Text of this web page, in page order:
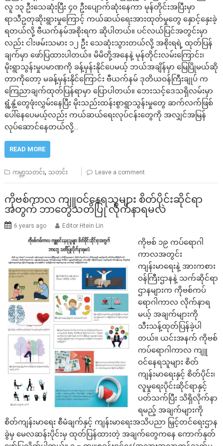
လူ ၁၃ ဦးသေဆုံးပြီး ၄၀ ဦးပျောက်ဆုံးနေကာ မုန်တိုင်းအပြီးမှာ
ရာသီဥတုဆိုးရွားမှုကြောင့် ကယ်ဆယ်ရေးအားထုတ်မှုတွေ နှောင့်နှေးခဲ့
ရတယ်လို့ ဗီယက်နမ်အစိုးရက ဆိုပါတယ်။ ပင်လယ်ပြင်အတွင်းမှာ
လည်း ငါးဖမ်းသမား ၁၂ ဦး သေဆုံးသွားတယ်လို့ အစိုးရရဲ့ ထုတ်ပြန်
ချက်မှာ ဖော်ပြထားပါတယ်။ မိမိတို့အနေနဲ့ မုန်တိုင်းလမ်းကြောင်း၊
မိုးရွာသွန်းမှုပမာဏကို ခန့်မှန်းနိုင်ပေမယ့် ဘယ်အချိန်မှာ မြေပြိုမယ်ဆို
တာကိုတော့ မခန့်မှန်းနိုင်ကြောင်း ဗီယက်နမ် ဒုတိယဝန်ကြီးချုပ် က
ကြေညာချက်ထုတ်ပြန်ရာမှာ ပြောပါတယ်။ ဘေးသင့်ဒေသရှိလမ်းမှာ
ရွံ့နွံ့တွေဖုံးလွှမ်းနေပြီး မိုးသည်းထန်းစွာရွာသွန်းမှုတွေ ဆက်လက်ဖြစ်
ပေါ်နေပေမယ့်လည်း ကယ်ဆယ်ရေးလုပ်ငန်းတွေကို အလျှင်အမြန်
လုပ်ဆောင်နေတယ်လို့…
READ MORE
ကမ္ဘာ့သတင်း, သတင်း Leave a comment
ကိုဗစ်ကာလ ကျူဝင်နေရသူများ စိတ်ပိုင်းဆိုင်ရာ
အတွက် ဘာတွေသတိပြု လိုက်နာရမလဲ
6 years ago Editor Htein Lin
ကိုဗစ် ၁၉ ကပ်‌ရောဂါ
ကာလအတွင်း
ကျန်းမာရေးနဲ့ အားကစား
ဝန်ကြီးဌာနနဲ့ သက်ဆိုင်ရာ
ဌာနများက ကိုဗစ်ကပ်
ရောဂါကာလ လိုက်နာရ
မယ့် အချက်များကို
သီးသန့်ထုတ်ပြန်ခဲ့ပါ
တယ်။ ယင်းအနက် ကိုဗစ်
ကပ်ရောဂါကာလ ကျူ
ဝင်နေရသူများ စိတ်
ကျန်းမာရေးနှင့် စိတ်ပိုင်း၊
လူမှုရေးပိုင်းဆိုင်ရာနှင့်
ပတ်သက်ပြီး သိရှိလိုက်နာ
ရမည့် အချက်များကို
စိတ်ကျန်းမာရေး စီမံချက်နှင့် ကျန်းမာရေးအသိပညာ မြှင့်တင်ရေးဌာန
ခွဲမှ မေလဆန်းပိုင်းမှ ထုတ်ပြန်ထားတဲ့ အချက်တွေကနေ ကောက်နုတ်